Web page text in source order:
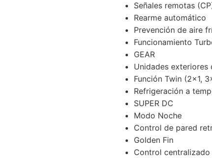
Señales remotas
Rearme automático
Prevención de aire
Funcionamiento
GEAR
Unidades
Función Twin (2×1,
Refrigeración a
SUPER DC
Modo Noche
Control de pared
Golden Fin
Control centralizado